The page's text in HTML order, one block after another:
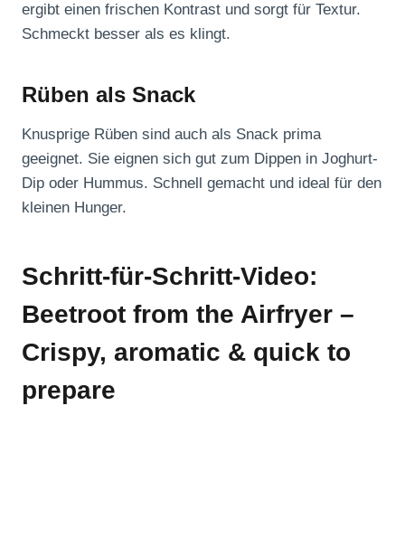
ergibt einen frischen Kontrast und sorgt für Textur.
Schmeckt besser als es klingt.
Rüben als Snack
Knusprige Rüben sind auch als Snack prima
geeignet. Sie eignen sich gut zum Dippen in Joghurt-
Dip oder Hummus. Schnell gemacht und ideal für den
kleinen Hunger.
Schritt-für-Schritt-Video:
Beetroot from the Airfryer –
Crispy, aromatic & quick to
prepare